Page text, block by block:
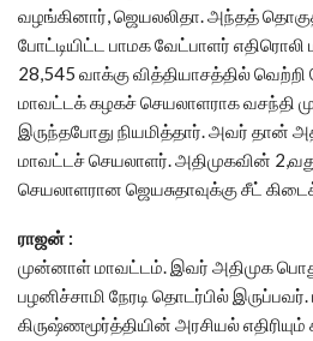
வழங்கினார், ஜெயலலிதா. அந்தத்
போட்டியிட்ட பாமக வேட்பாளர்
28,545 வாக்கு வித்தியாசத்தில்
மாவட்டக் கழகச் செயலாளராக வசந்தி
இருந்தபோது நியமித்தார். அவர் தான்
மாவட்டச் செயலாளர். அதிமுகவின்
செயலாளரான ஜெயசுதாவுக்கு சீட்
ராஜன் :
முன்னாள் மாவட்டம். இவர் அதிமுக
பழனிச்சாமி நேரடி தொடர்பில்
கிருஷ்ணமூர்த்தியின் அரசியல் எதிரியும்